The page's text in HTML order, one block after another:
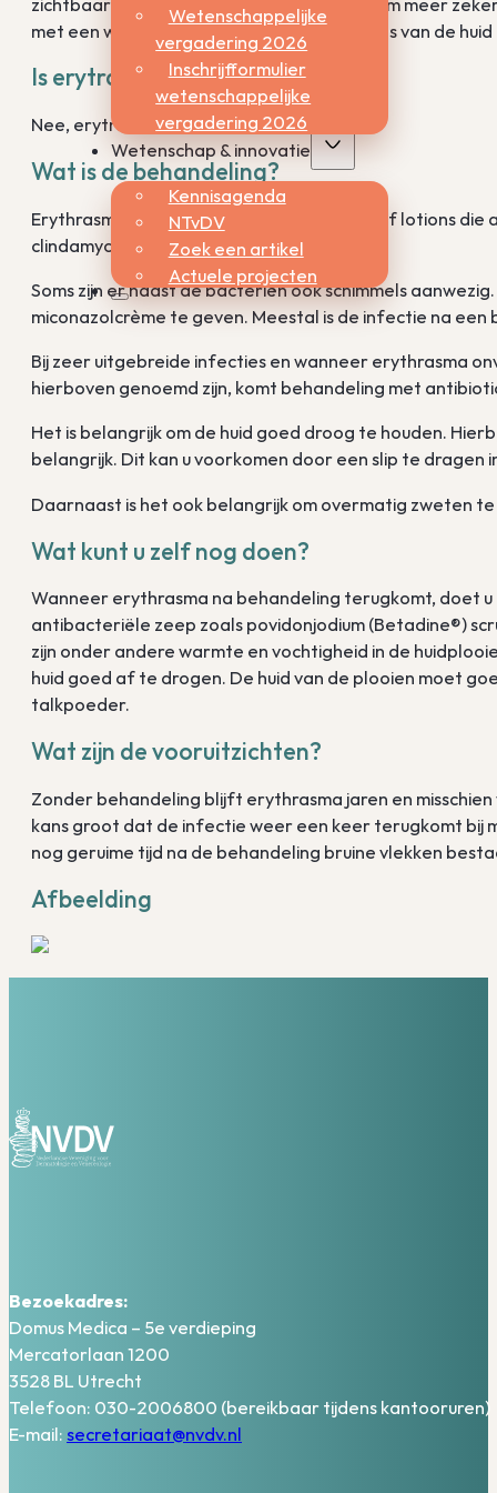
Wetenschappelijke
vergadering 2026
Inschrijfformulier
wetenschappelijke
vergadering 2026
Wetenschap & innovatie
Kennisagenda
NTvDV
Zoek een artikel
Actuele projecten
met een wattenstokje of worden schilfertjes van de
Is erytrasma besmettelijk?
Nee, erytrasma is niet besmettelijk.
Wat is de behandeling?
Erythrasma wordt behandeld met crèmes of lotions
clindamycine.
Soms zijn er naast de bacteriën ook schimmels
miconazolcrème te geven. Meestal is de infectie na een
Bij zeer uitgebreide infecties en wanneer erythrasma
hierboven genoemd zijn, komt behandeling met
Het is belangrijk om de huid goed droog te houden.
belangrijk. Dit kan u voorkomen door een slip te dragen
Daarnaast is het ook belangrijk om overmatig zweten
Wat kunt u zelf nog doen?
Wanneer erythrasma na behandeling terugkomt, doet
antibacteriële zeep zoals povidonjodium (Betadine®)
zijn onder andere warmte en vochtigheid in de
huid goed af te drogen. De huid van de plooien moet
talkpoeder.
Wat zijn de vooruitzichten?
Zonder behandeling blijft erythrasma jaren en
kans groot dat de infectie weer een keer terugkomt bij
nog geruime tijd na de behandeling bruine vlekken
Afbeelding
Bezoekadres:
Domus Medica – 5e verdieping
Mercatorlaan 1200
3528 BL Utrecht
Telefoon: 030-2006800 (bereikbaar tijdens kantooruren)
E-mail: secretariaat@nvdv.nl